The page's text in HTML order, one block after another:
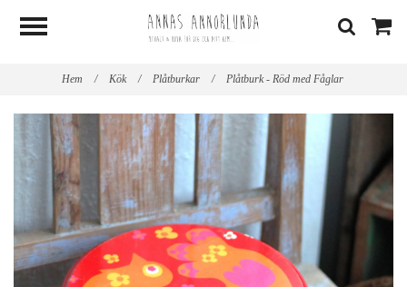
Hem / Kök / Plåtburkar / Plåtburk - Röd med Fåglar